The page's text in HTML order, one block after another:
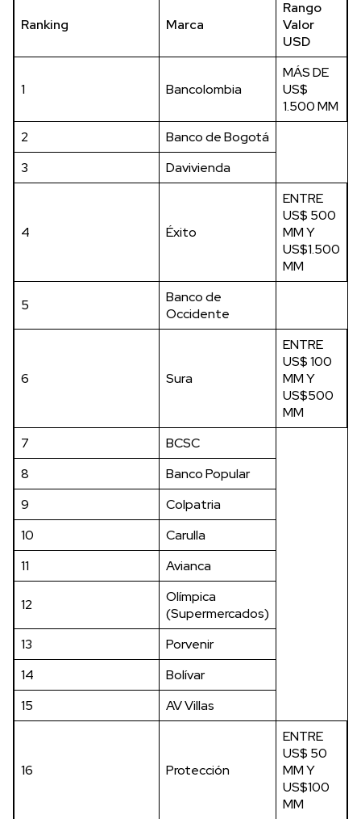
Ranking Marca
Rango
Valor
USD
1 Bancolombia
MÁS DE
US$
1.500 MM
2
Banco de Bogotá
3
Davivienda
4 Éxito
ENTRE
US$ 500
MM Y
US$1.500
MM
5
Banco de
Occidente
6 Sura
ENTRE
US$ 100
MM Y
US$500
MM
7
BCSC
8
Banco Popular
9
Colpatria
10
Carulla
11
Avianca
12
Olímpica
(Supermercados)
13
Porvenir
14
Bolívar
15
AV Villas
16 Protección
ENTRE
US$ 50
MM Y
US$100
MM